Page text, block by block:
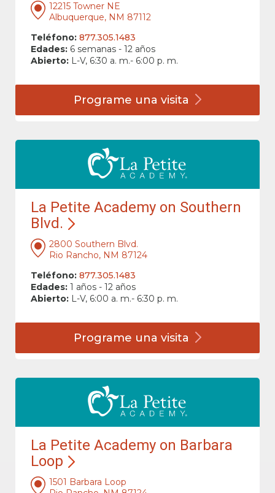
12215 Towner NE
Albuquerque, NM 87112
Teléfono: 877.305.1483
Edades: 6 semanas - 12 años
Abierto: L-V, 6:30 a. m.- 6:00 p. m.
Programe una visita
La Petite Academy on Southern
Blvd.
2800 Southern Blvd.
Rio Rancho, NM 87124
Teléfono: 877.305.1483
Edades: 1 años - 12 años
Abierto: L-V, 6:00 a. m.- 6:30 p. m.
Programe una visita
La Petite Academy on Barbara
Loop
1501 Barbara Loop